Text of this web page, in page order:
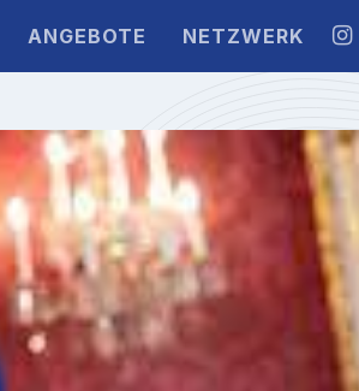
ANGEBOTE NETZWERK